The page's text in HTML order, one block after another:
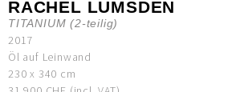
RACHEL LUMSDEN
TITANIUM (2-teilig)
2017
Öl auf Leinwand
230 x 340 cm